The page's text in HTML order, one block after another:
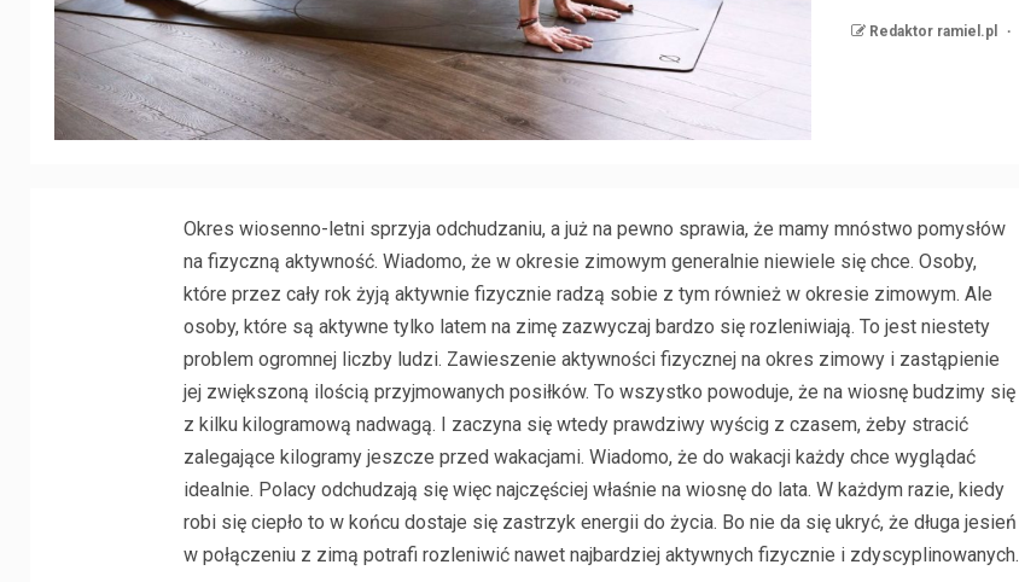
Redaktor ramiel.pl
Okres wiosenno-letni sprzyja odchudzaniu, a już na pewno sprawia, że mamy mnóstwo pomysłów
na fizyczną aktywność. Wiadomo, że w okresie zimowym generalnie niewiele się chce. Osoby,
które przez cały rok żyją aktywnie fizycznie radzą sobie z tym również w okresie zimowym. Ale
osoby, które są aktywne tylko latem na zimę zazwyczaj bardzo się rozleniwiają. To jest niestety
problem ogromnej liczby ludzi. Zawieszenie aktywności fizycznej na okres zimowy i zastąpienie
jej zwiększoną ilością przyjmowanych posiłków. To wszystko powoduje, że na wiosnę budzimy się
z kilku kilogramową nadwagą. I zaczyna się wtedy prawdziwy wyścig z czasem, żeby stracić
zalegające kilogramy jeszcze przed wakacjami. Wiadomo, że do wakacji każdy chce wyglądać
idealnie. Polacy odchudzają się więc najczęściej właśnie na wiosnę do lata. W każdym razie, kiedy
robi się ciepło to w końcu dostaje się zastrzyk energii do życia. Bo nie da się ukryć, że długa jesień
w połączeniu z zimą potrafi rozleniwić nawet najbardziej aktywnych fizycznie i zdyscyplinowanych.